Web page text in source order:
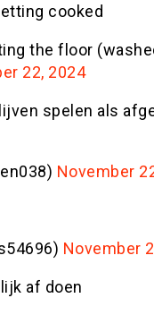
cooked
the floor
22, 2024
spelen als
November
November
af doen